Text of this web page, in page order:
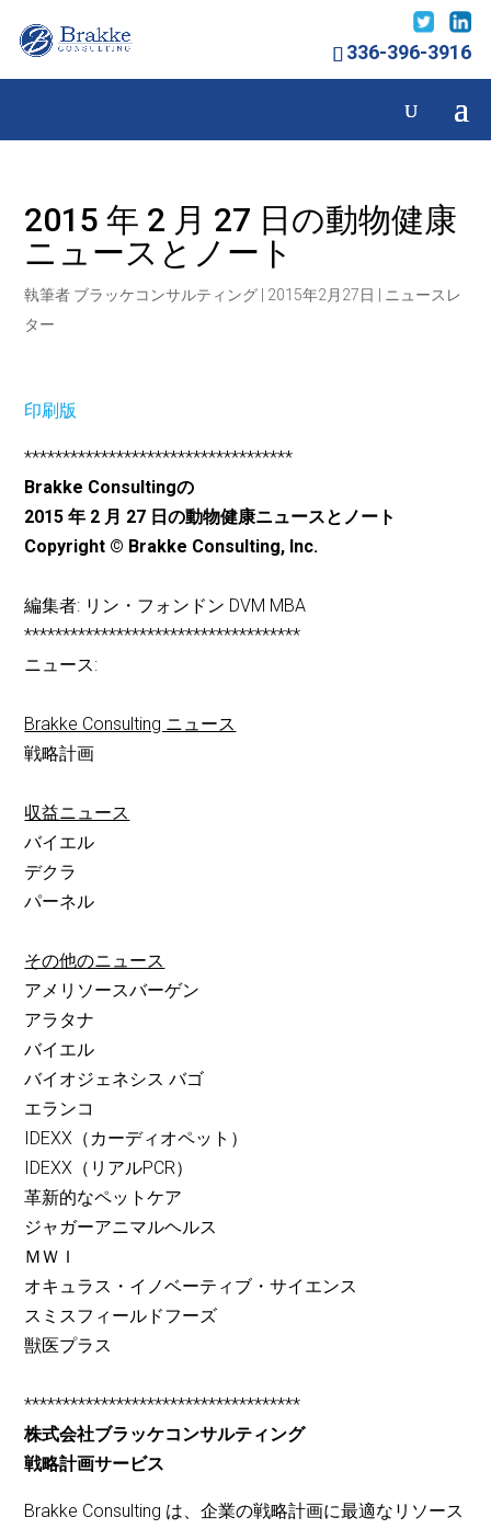
336-396-3916
2015 年 2 月 27 日の動物健康
ニュースとノート
執筆者 ブラッケコンサルティング 2015年2月27日
ニュースレ
ター
印刷版
***********************************
Brakke Consultingの
2015 年 2 月 27 日の動物健康ニュースとノート
Copyright © Brakke Consulting, Inc.
編集者: リン・フォンドン DVM MBA
************************************
ニュース:
Brakke Consulting ニュース
戦略計画
収益ニュース
バイエル
デクラ
パーネル
その他のニュース
アメリソースバーゲン
アラタナ
バイエル
バイオジェネシス バゴ
エランコ
IDEXX（カーディオペット）
IDEXX（リアルPCR）
革新的なペットケア
ジャガーアニマルヘルス
ＭＷＩ
オキュラス・イノベーティブ・サイエンス
スミスフィールドフーズ
獣医プラス
************************************
株式会社ブラッケコンサルティング
戦略計画サービス
Brakke Consulting は、企業の戦略計画に最適なリソース